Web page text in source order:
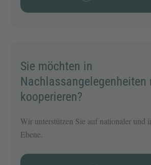
Sie möchten in
Nachlassangelegenheiten
kooperieren?
Wir unterstützen Sie auf nationaler und
Ebene.